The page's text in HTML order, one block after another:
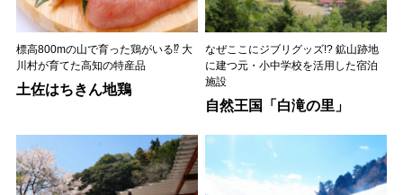
標高800mの山で育った鶏がいる⁉︎ 大
川村が育てた高知の特産品
土佐はちきん地鶏
なぜここにジブリグッズ!? 鉱山跡地
に建つ元・小中学校を活用した宿泊
施設
自然王国「白滝の里」